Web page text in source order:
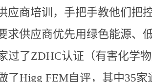
应商培训，手把手教他们把
求供应商优先用绿色能源、
过了ZDHC认证（有害化学
了Higg FEM自评，其中35家